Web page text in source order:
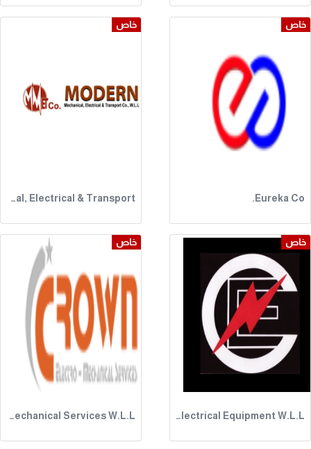
خاص
Modern Mechanical, Electrical & Transport
خاص
Eureka Co.
خاص
Crown Electro-Mechanical Services W.L.L.
خاص
Capital Electrical Equipment W.L.L